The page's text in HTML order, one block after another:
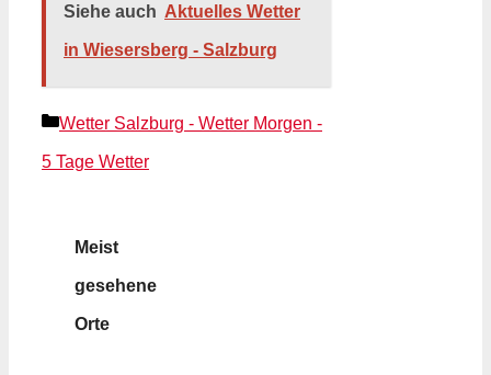
Siehe auch Aktuelles Wetter
in Wiesersberg - Salzburg
Kategorien
Wetter Salzburg - Wetter Morgen -
5 Tage Wetter
Meist
gesehene
Orte